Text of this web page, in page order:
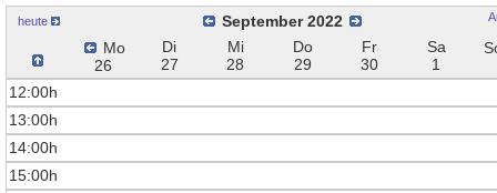
heute
September 2022
Mo
26
Di
27
Mi
28
Do
29
Fr
30
Sa
1
12:00h
13:00h
14:00h
15:00h